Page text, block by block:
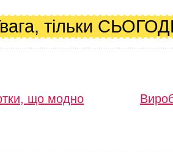
тільки
що модно